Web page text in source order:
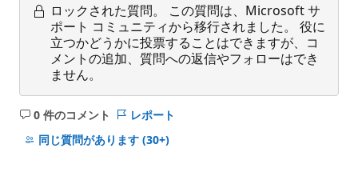
ロックされた質問。
この質問は、Microsoft サ
ポート コミュニティから移行されました。 役に
立つかどうかに投票することはできますが、コ
メントの追加、質問への返信やフォローはでき
ません。
0 件のコメント
コ
メ
レポート
同じ質問があります (30+)